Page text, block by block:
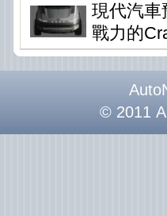
現代汽車
戰力的
© 2011